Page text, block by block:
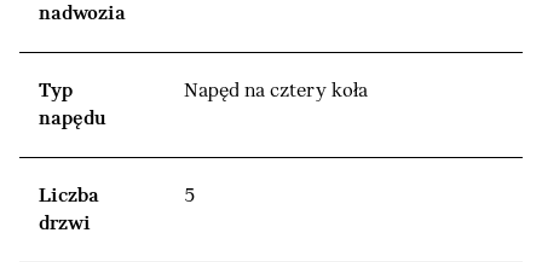
nadwozia
Typ
napędu
Napęd na cztery koła
Liczba
drzwi
5